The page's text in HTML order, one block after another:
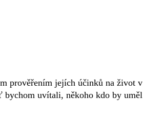
prověřením jejích účinků na život v
bychom uvítali, někoho kdo by uměl